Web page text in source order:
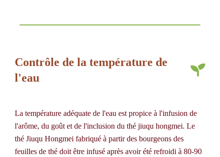
Contrôle de la température de
l'eau
La température adéquate de l'eau est propice à l'infusion de
l'arôme, du goût et de l'inclusion du thé jiuqu hongmei. Le
thé Jiuqu Hongmei fabriqué à partir des bourgeons des
feuilles de thé doit être infusé après avoir été refroidi à 80-90